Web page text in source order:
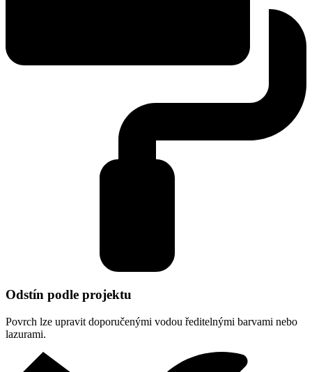
Odstín podle projektu
Povrch lze upravit doporučenými vodou ředitelnými barvami nebo
lazurami.